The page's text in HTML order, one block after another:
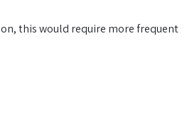
this would require more frequent